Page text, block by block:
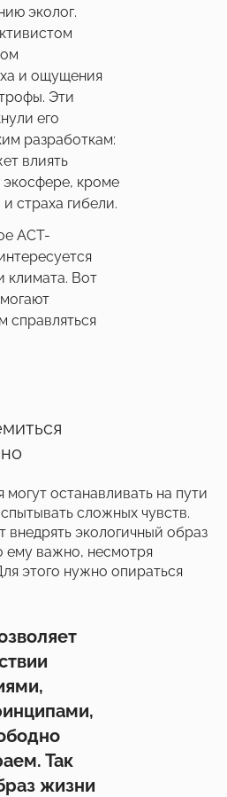
эколог.
и ощущения
Эти
его
разработкам:
влиять
кроме
страха гибели.
АСТ-
климата. Вот
справляться
останавливать на пути
сложных чувств.
экологичный образ
ему важно, несмотря
этого нужно опираться
Так
жизни